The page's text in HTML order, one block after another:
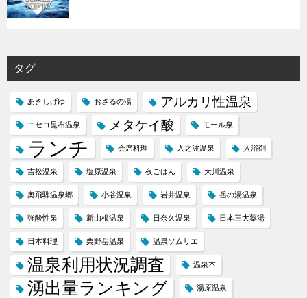
タグ
あきしげゆ おさるの湯 アルカリ性温泉
ニセコ昆布温泉 メタケイ酸 モール泉
ランチ 会席料理 入之波温泉 入浴剤
吉松温泉 塩原温泉 夜ごはん 大川温泉
奥飛騨温泉郷 小谷温泉 岩井温泉 岳の湯温泉
強酸性泉 新山根温泉 日奈久温泉 日本三大薬湯
日本料理 栗野岳温泉 温泉ソムリエ
温泉利用状況調査 温泉本
湧出量ランキング 湯原温泉